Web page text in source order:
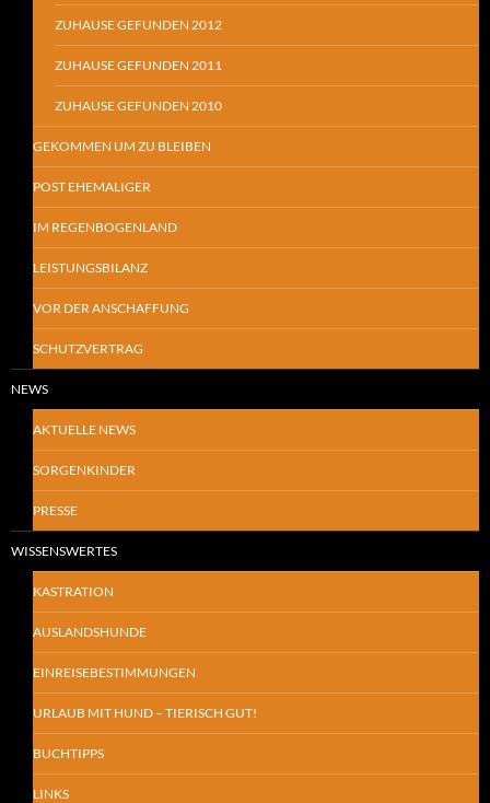
ZUHAUSE GEFUNDEN 2012
ZUHAUSE GEFUNDEN 2011
ZUHAUSE GEFUNDEN 2010
GEKOMMEN UM ZU BLEIBEN
POST EHEMALIGER
IM REGENBOGENLAND
LEISTUNGSBILANZ
VOR DER ANSCHAFFUNG
SCHUTZVERTRAG
NEWS
AKTUELLE NEWS
SORGENKINDER
PRESSE
WISSENSWERTES
KASTRATION
AUSLANDSHUNDE
EINREISEBESTIMMUNGEN
URLAUB MIT HUND – TIERISCH GUT!
BUCHTIPPS
LINKS